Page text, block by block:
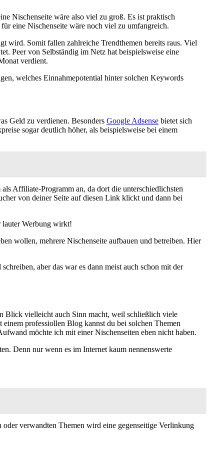
Nischenseite wäre also viel zu groß. Es ist praktisch
eine Nischenseite wäre noch viel zu umfangreich.
wird. Somit fallen zahlreiche Trendthemen bereits raus. Viel
Peer von Selbständig im Netz hat beispielsweise eine
verdient.
welches Einnahmepotential hinter solchen Keywords
Geld zu verdienen. Besonders Google Adsense bietet sich
sogar deutlich höher, als beispielsweise bei einem
Affiliate-Programm an, da dort die unterschiedlichsten
von deiner Seite auf diesen Link klickt und dann bei
lauter Werbung wirkt!
wollen, mehrere Nischenseite aufbauen und betreiben. Hier
aber das war es dann meist auch schon mit der
Blick vielleicht auch Sinn macht, weil schließlich viele
professiollen Blog kannst du bei solchen Themen
möchte ich mit einer Nischenseiten eben nicht haben.
Denn nur wenn es im Internet kaum nennenswerte
verwandten Themen wird eine gegenseitige Verlinkung